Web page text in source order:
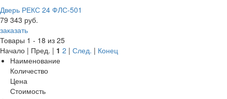
Дверь РЕКС 24 ФЛС-501
79 343 руб.
заказать
Товары 1 - 18 из 25
Начало | Пред. | 1 2 | След. | Конец
Наименование
Количество
Цена
Стоимость